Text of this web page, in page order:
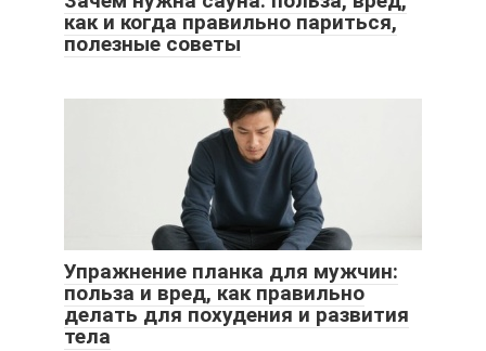
как и когда правильно париться,
полезные советы
Упражнение планка для мужчин:
польза и вред, как правильно
делать для похудения и развития
тела